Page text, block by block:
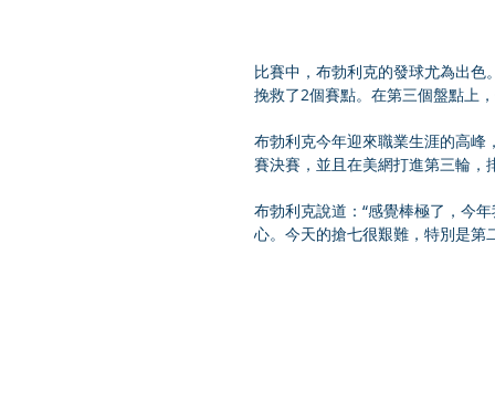
比賽中，布勃利克的發球尤為出色
挽救了2個賽點。在第三個盤點上
布勃利克今年迎來職業生涯的高峰
賽決賽，並且在美網打進第三輪，
布勃利克說道：“感覺棒極了，今
心。今天的搶七很艱難，特別是第